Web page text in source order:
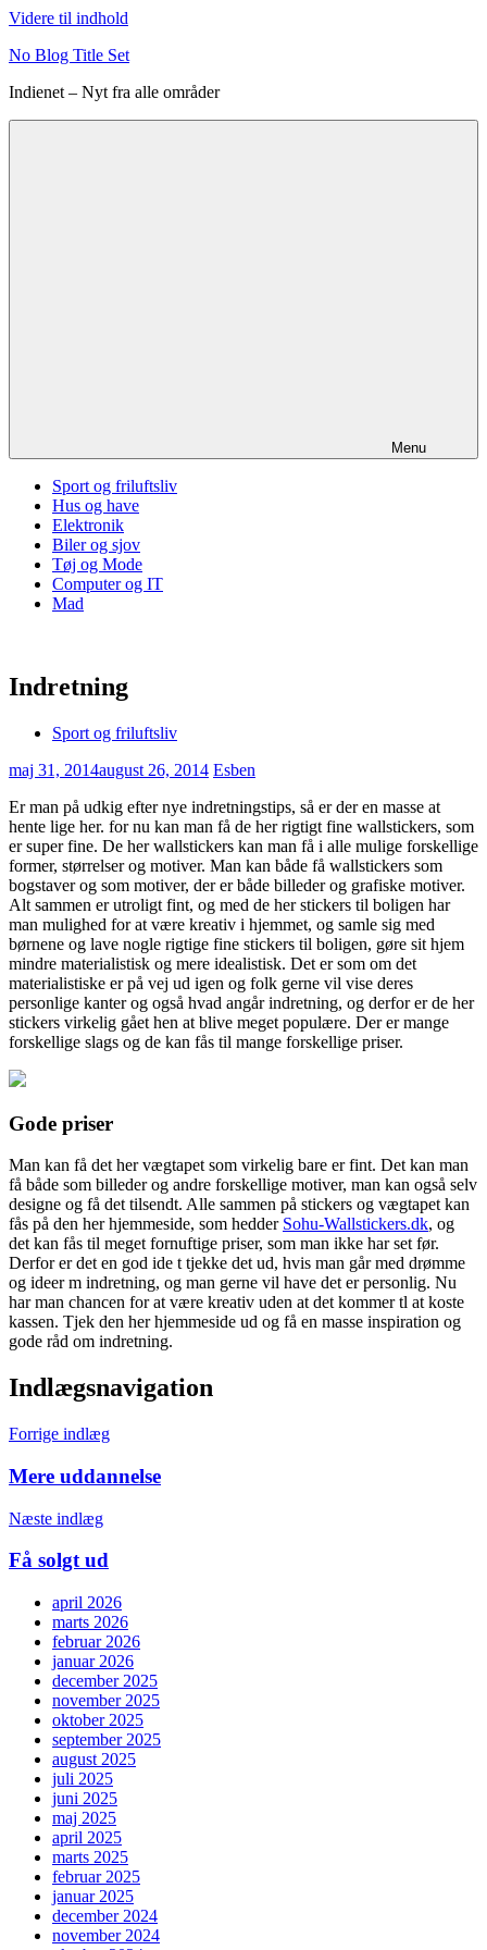
Videre til indhold
No Blog Title Set
Indienet – Nyt fra alle områder
Menu
Sport og friluftsliv
Hus og have
Elektronik
Biler og sjov
Tøj og Mode
Computer og IT
Mad
Indretning
Sport og friluftsliv
maj 31, 2014august 26, 2014 Esben
Er man på udkig efter nye indretningstips, så er der en masse at
hente lige her. for nu kan man få de her rigtigt fine wallstickers, som
er super fine. De her wallstickers kan man få i alle mulige forskellige
former, størrelser og motiver. Man kan både få wallstickers som
bogstaver og som motiver, der er både billeder og grafiske motiver.
Alt sammen er utroligt fint, og med de her stickers til boligen har
man mulighed for at være kreativ i hjemmet, og samle sig med
børnene og lave nogle rigtige fine stickers til boligen, gøre sit hjem
mindre materialistisk og mere idealistisk. Det er som om det
materialistiske er på vej ud igen og folk gerne vil vise deres
personlige kanter og også hvad angår indretning, og derfor er de her
stickers virkelig gået hen at blive meget populære. Der er mange
forskellige slags og de kan fås til mange forskellige priser.
Gode priser
Man kan få det her vægtapet som virkelig bare er fint. Det kan man
få både som billeder og andre forskellige motiver, man kan også selv
designe og få det tilsendt. Alle sammen på stickers og vægtapet kan
fås på den her hjemmeside, som hedder Sohu-Wallstickers.dk, og
det kan fås til meget fornuftige priser, som man ikke har set før.
Derfor er det en god ide t tjekke det ud, hvis man går med drømme
og ideer m indretning, og man gerne vil have det er personlig. Nu
har man chancen for at være kreativ uden at det kommer tl at koste
kassen. Tjek den her hjemmeside ud og få en masse inspiration og
gode råd om indretning.
Indlægsnavigation
Forrige indlæg
Mere uddannelse
Næste indlæg
Få solgt ud
april 2026
marts 2026
februar 2026
januar 2026
december 2025
november 2025
oktober 2025
september 2025
august 2025
juli 2025
juni 2025
maj 2025
april 2025
marts 2025
februar 2025
januar 2025
december 2024
november 2024